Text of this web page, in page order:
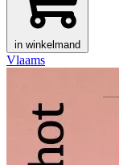
in winkelmand
Vlaams